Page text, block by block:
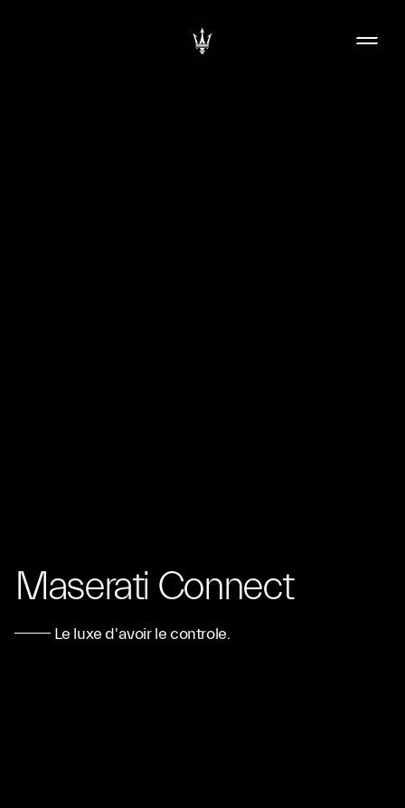
Maserati Connect
Le luxe d'avoir le controle.